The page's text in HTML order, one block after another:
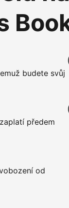
budete svůj
předem
od